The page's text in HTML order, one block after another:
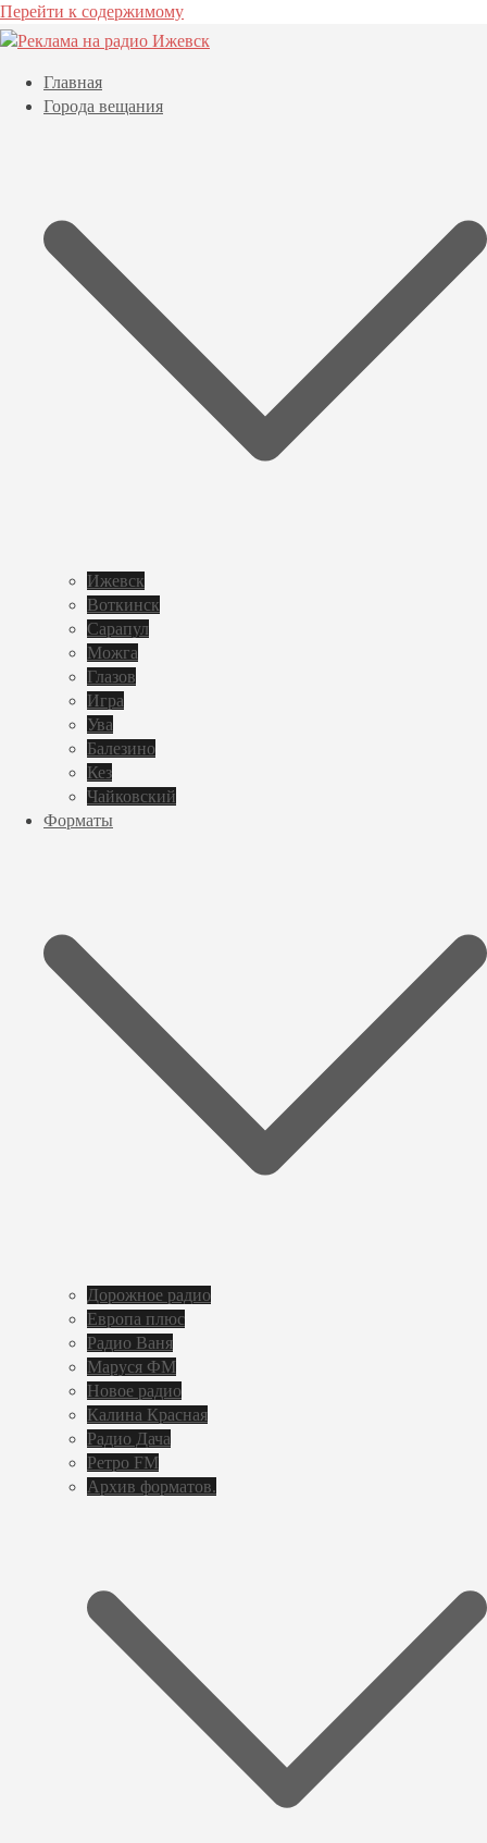
Перейти к содержимому
Главная
Города вещания
Ижевск
Воткинск
Сарапул
Можга
Глазов
Игра
Ува
Балезино
Кез
Чайковский
Форматы
Дорожное радио
Европа плюс
Радио Ваня
Маруся ФМ
Новое радио
Калина Красная
Радио Дача
Ретро FM
Архив форматов.